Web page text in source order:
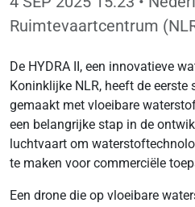
Ruimtevaartcentrum
De HYDRA II, een innovatieve
Koninklijke NLR, heeft de eerste
gemaakt met vloeibare
een belangrijke stap in de
luchtvaart om
te maken voor commerciële
Een drone die op vloeibare